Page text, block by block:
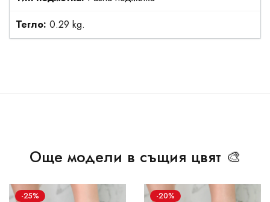
Тегло: 0.29 kg.
Още модели в същия цвят 🎨
-25% -20%